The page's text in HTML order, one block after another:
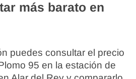
más barato en
puedes consultar el precio
95 en la estación de